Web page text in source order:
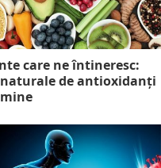
care ne întineresc:
naturale de antioxidanți